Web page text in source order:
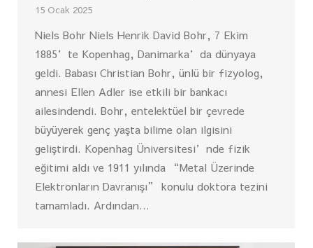
15 Ocak 2025
Niels Bohr Niels Henrik David Bohr, 7 Ekim
1885’te Kopenhag, Danimarka’da dünyaya
geldi. Babası Christian Bohr, ünlü bir fizyolog,
annesi Ellen Adler ise etkili bir bankacı
ailesindendi. Bohr, entelektüel bir çevrede
büyüyerek genç yaşta bilime olan ilgisini
geliştirdi. Kopenhag Üniversitesi’nde fizik
eğitimi aldı ve 1911 yılında “Metal Üzerinde
Elektronların Davranışı” konulu doktora tezini
tamamladı. Ardından…